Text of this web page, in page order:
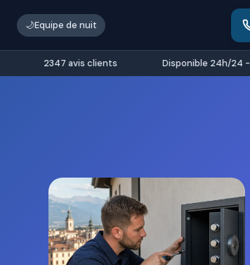
🌙Equipe de nuit
2347 avis clients Disponible 24h/24 - 7j/7